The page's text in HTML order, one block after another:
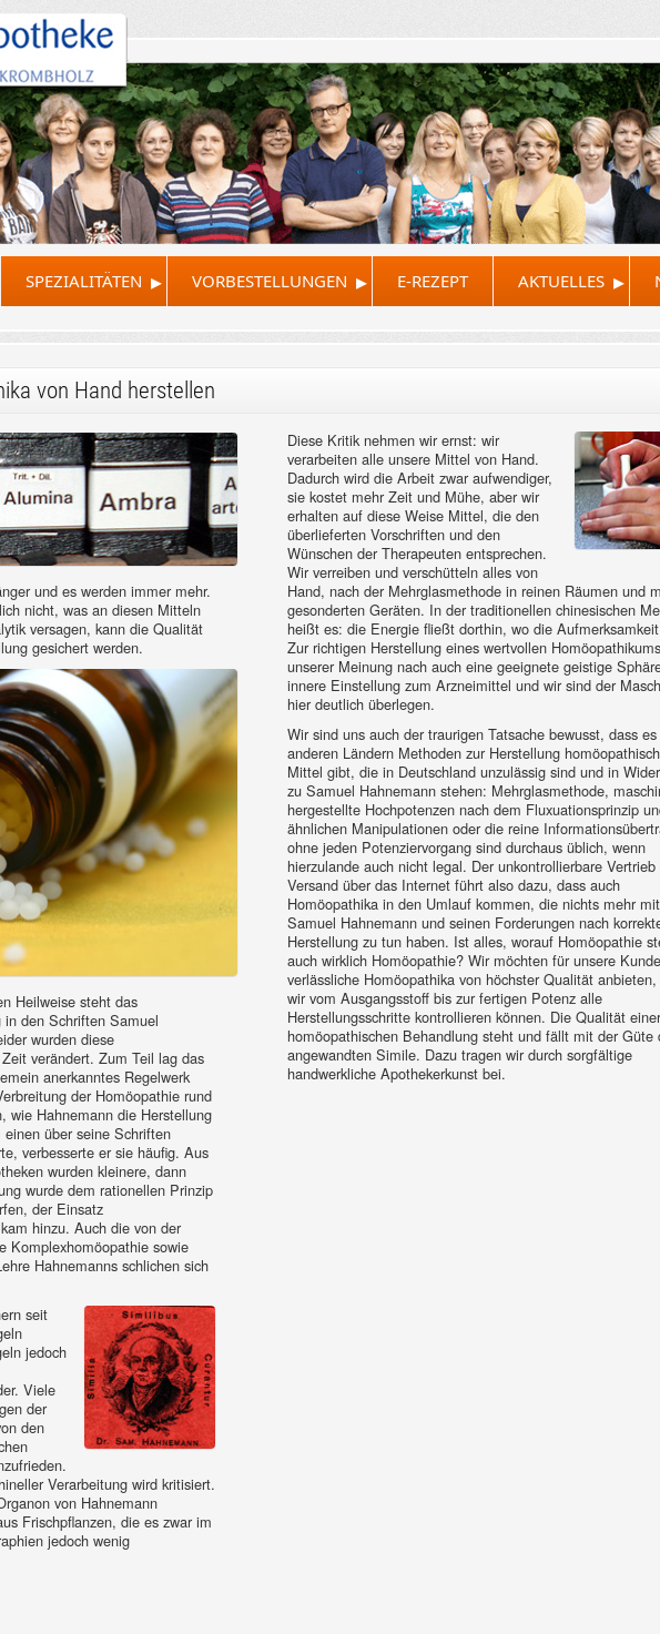
SPEZIALITÄTEN ▸ VORBESTELLUNGEN ▸ E-REZEPT AKTUELLES ▸
von Hand herstellen
und es werden immer mehr.
nicht, was an diesen Mitteln
versagen, kann die Qualität
gesichert werden.
Heilweise steht das
den Schriften Samuel
wurden diese
verändert. Zum Teil lag das
anerkanntes Regelwerk
der Homöopathie rund
wie Hahnemann die Herstellung
über seine Schriften
verbesserte er sie häufig. Aus
wurden kleinere, dann
wurde dem rationellen Prinzip
der Einsatz
hinzu. Auch die von der
Komplexhomöopathie sowie
Hahnemanns schlichen sich
seit
jedoch
Viele
der
den
Verarbeitung wird kritisiert.
von Hahnemann
Frischpflanzen, die es zwar im
jedoch wenig
Diese Kritik nehmen wir ernst: wir
verarbeiten alle unsere Mittel von Hand.
Dadurch wird die Arbeit zwar aufwendiger,
sie kostet mehr Zeit und Mühe, aber wir
erhalten auf diese Weise Mittel, die den
überlieferten Vorschriften und den
Wünschen der Therapeuten entsprechen.
Wir verreiben und verschütteln alles von
Hand, nach der Mehrglasmethode in reinen Räumen und
gesonderten Geräten. In der traditionellen chinesischen
heißt es: die Energie fließt dorthin, wo die
Zur richtigen Herstellung eines wertvollen
unserer Meinung nach auch eine geeignete geistige
innere Einstellung zum Arzneimittel und wir sind der
hier deutlich überlegen.
Wir sind uns auch der traurigen Tatsache bewusst, dass
anderen Ländern Methoden zur Herstellung
Mittel gibt, die in Deutschland unzulässig sind und in
zu Samuel Hahnemann stehen: Mehrglasmethode,
hergestellte Hochpotenzen nach dem Fluxuationsprinzip
ähnlichen Manipulationen oder die reine
ohne jeden Potenziervorgang sind durchaus üblich, wenn
hierzulande auch nicht legal. Der unkontrollierbare Vertrieb
Versand über das Internet führt also dazu, dass auch
Homöopathika in den Umlauf kommen, die nichts mehr mit
Samuel Hahnemann und seinen Forderungen nach
Herstellung zu tun haben. Ist alles, worauf Homöopathie
auch wirklich Homöopathie? Wir möchten für unsere
verlässliche Homöopathika von höchster Qualität
wir vom Ausgangsstoff bis zur fertigen Potenz alle
Herstellungsschritte kontrollieren können. Die Qualität einer
homöopathischen Behandlung steht und fällt mit der Güte
angewandten Simile. Dazu tragen wir durch sorgfältige
handwerkliche Apothekerkunst bei.